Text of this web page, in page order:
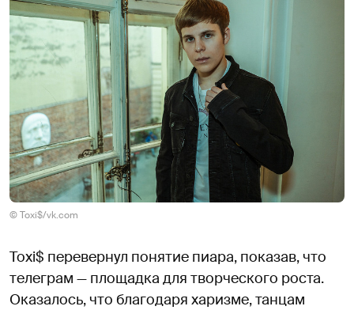
© Toxi$/vk.com
Toxi$ перевернул понятие пиара, показав, что
телеграм — площадка для творческого роста.
Оказалось, что благодаря харизме, танцам